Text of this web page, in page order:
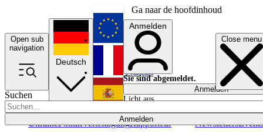
Ga naar de hoofdinhoud
Open sub
navigation
Close menu
Suchen
Anmelden
UkrainePolitikVerteidigungRapporteur NewslettersEvents
Deutsch
English
Français
Anmelden
Sie sind abgemeldet.
Anmelden
Licht aus